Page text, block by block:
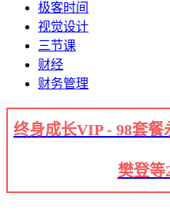
极客时间
视觉设计
三节课
财经
财务管理
终身成长VIP - 98套
樊登等